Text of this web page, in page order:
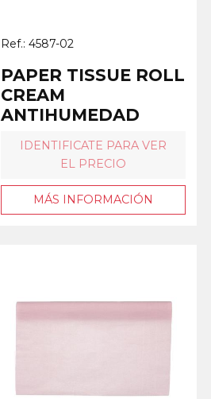
Ref.: 4587-02
PAPER TISSUE ROLL
CREAM
ANTIHUMEDAD
IDENTIFICATE PARA VER
EL PRECIO
MÁS INFORMACIÓN